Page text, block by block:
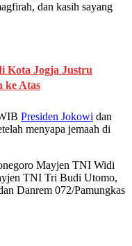
dan kasih sayang
Kota Jogja Justru
ke Atas
Presiden Jokowi dan
menyapa jemaah di
Mayjen TNI Widi
TNI Tri Budi Utomo,
Danrem 072/Pamungkas